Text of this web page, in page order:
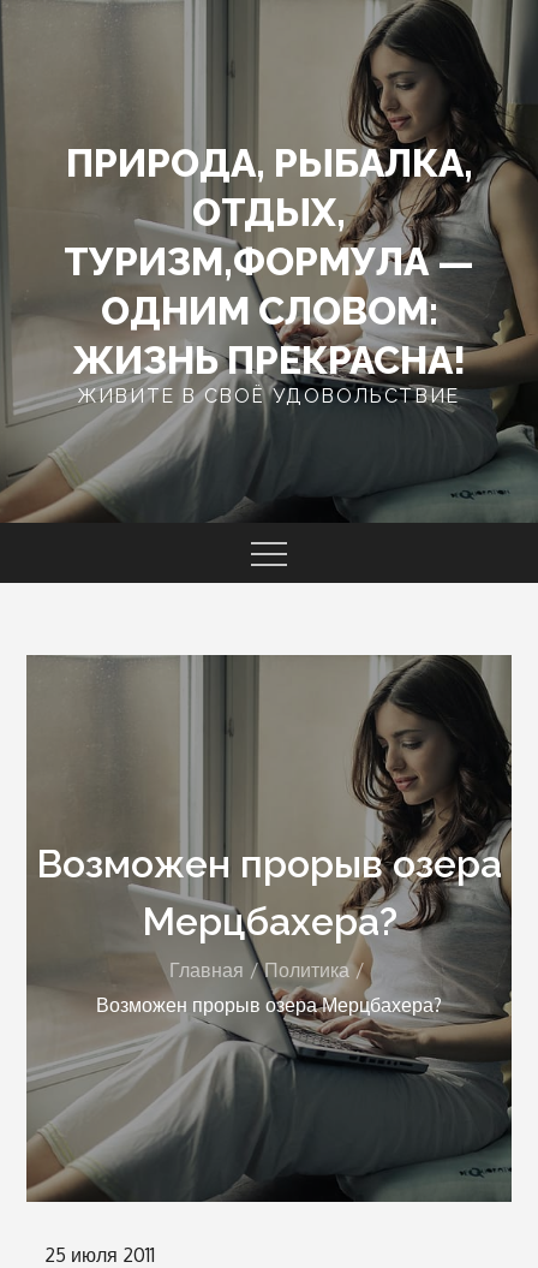
ПРИРОДА, РЫБАЛКА,
ОТДЫХ,
ТУРИЗМ,ФОРМУЛА —
ОДНИМ СЛОВОМ:
ЖИЗНЬ ПРЕКРАСНА!
ЖИВИТЕ В СВОЁ УДОВОЛЬСТВИЕ
Возможен прорыв озера
Мерцбахера?
Главная
Политика
Возможен прорыв озера Мерцбахера?
Опубликовано
25 июля 2011